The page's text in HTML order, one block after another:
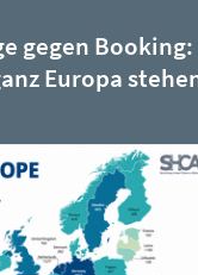
gegen Booking:
Europa